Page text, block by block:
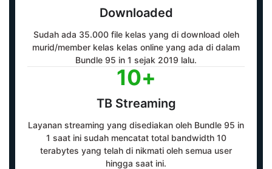
Downloaded
Sudah ada 35.000 file kelas yang di download oleh
murid/member kelas kelas online yang ada di dalam
Bundle 95 in 1 sejak 2019 lalu.
TB Streaming
10+
Layanan streaming yang disediakan oleh Bundle 95 in
1 saat ini sudah mencatat total bandwidth 10
terabytes yang telah di nikmati oleh semua user
hingga saat ini.